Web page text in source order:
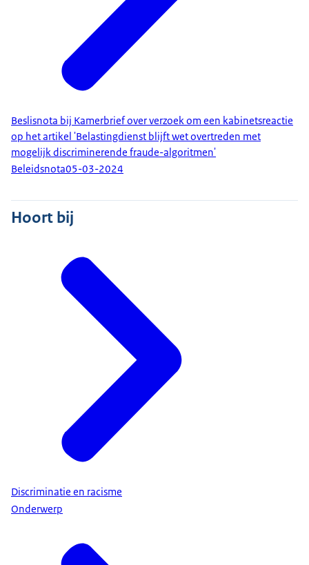
Beslisnota bij Kamerbrief over verzoek om een kabinetsreactie
op het artikel 'Belastingdienst blijft wet overtreden met
mogelijk discriminerende fraude-algoritmen'
Beleidsnota05-03-2024
Hoort bij
Discriminatie en racisme
Onderwerp